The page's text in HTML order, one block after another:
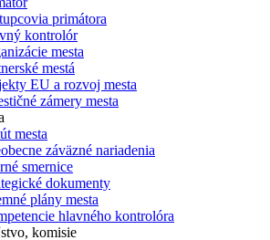
primátora
kontrolór
mesta
mestá
EU a rozvoj mesta
zámery mesta
mesta
záväzné nariadenia
smernice
dokumenty
plány mesta
hlavného kontrolóra
komisie